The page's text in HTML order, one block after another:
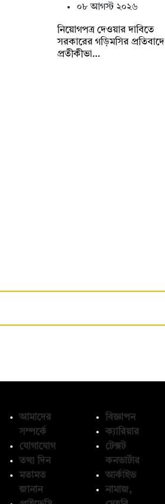
০৮ আগস্ট ২০২৬
নিয়োগপত্র দেওয়ার দাবিতে
সরকারের গড়িমসির প্রতিবাদে
প্রতীকীভা…
আমাদের
সম্পর্কে
যোগাযোগ
তথ্য দিন
মতামত
জানান
বিজ্ঞাপন
ক্যারিয়ার
টেক্সট
কনভার্টার
আর্কাইভ
নামাজ,